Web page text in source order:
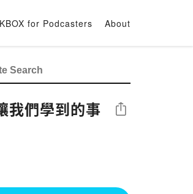
for Podcasters About
我們學到的事
Share